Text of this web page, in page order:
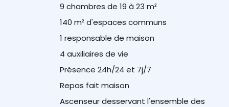
9 chambres de 19 à 23 m²
140 m² d'espaces communs
1 responsable de maison
4 auxiliaires de vie
Présence 24h/24 et 7j/7
Repas fait maison
Ascenseur desservant l'ensemble des